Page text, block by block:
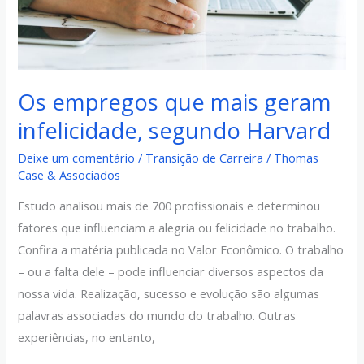
Os empregos que mais geram
infelicidade, segundo Harvard
Deixe um comentário / Transição de Carreira / Thomas
Case & Associados
Estudo analisou mais de 700 profissionais e determinou
fatores que influenciam a alegria ou felicidade no trabalho.
Confira a matéria publicada no Valor Econômico. O trabalho
– ou a falta dele – pode influenciar diversos aspectos da
nossa vida. Realização, sucesso e evolução são algumas
palavras associadas do mundo do trabalho. Outras
experiências, no entanto,
Harvard